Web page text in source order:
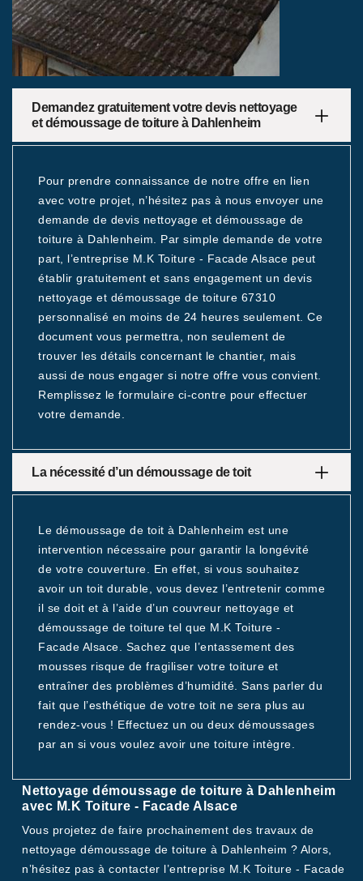
Demandez gratuitement votre devis nettoyage
et démoussage de toiture à Dahlenheim
Pour prendre connaissance de notre offre en lien
avec votre projet, n’hésitez pas à nous envoyer une
demande de devis nettoyage et démoussage de
toiture à Dahlenheim. Par simple demande de votre
part, l’entreprise M.K Toiture - Facade Alsace peut
établir gratuitement et sans engagement un devis
nettoyage et démoussage de toiture 67310
personnalisé en moins de 24 heures seulement. Ce
document vous permettra, non seulement de
trouver les détails concernant le chantier, mais
aussi de nous engager si notre offre vous convient.
Remplissez le formulaire ci-contre pour effectuer
votre demande.
La nécessité d’un démoussage de toit
Le démoussage de toit à Dahlenheim est une
intervention nécessaire pour garantir la longévité
de votre couverture. En effet, si vous souhaitez
avoir un toit durable, vous devez l’entretenir comme
il se doit et à l’aide d’un couvreur nettoyage et
démoussage de toiture tel que M.K Toiture -
Facade Alsace. Sachez que l’entassement des
mousses risque de fragiliser votre toiture et
entraîner des problèmes d’humidité. Sans parler du
fait que l’esthétique de votre toit ne sera plus au
rendez-vous ! Effectuez un ou deux démoussages
par an si vous voulez avoir une toiture intègre.
Nettoyage démoussage de toiture à Dahlenheim
avec M.K Toiture - Facade Alsace
Vous projetez de faire prochainement des travaux de
nettoyage démoussage de toiture à Dahlenheim ? Alors,
n’hésitez pas à contacter l’entreprise M.K Toiture - Facade